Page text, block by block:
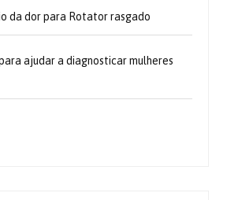
da dor para Rotator rasgado
ajudar a diagnosticar mulheres